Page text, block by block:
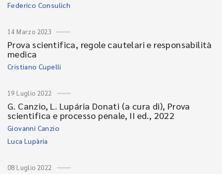
Federico Consulich
14 Marzo 2023
Prova scientifica, regole cautelari e responsabilità
medica
Cristiano Cupelli
19 Luglio 2022
G. Canzio, L. Lupária Donati (a cura di), Prova
scientifica e processo penale, II ed., 2022
Giovanni Canzio
Luca Lupària
08 Luglio 2022